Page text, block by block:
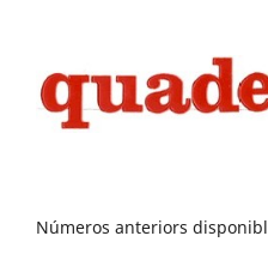
Números anteriors